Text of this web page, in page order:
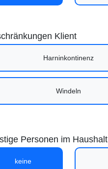
Klient
Harninkontinenz
Windeln
Personen im Haushalt
keine